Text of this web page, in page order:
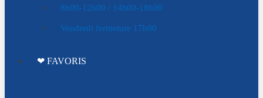
8h00-12h00 / 14h00-18h00
Vendredi fermeture 17h00
❤ FAVORIS